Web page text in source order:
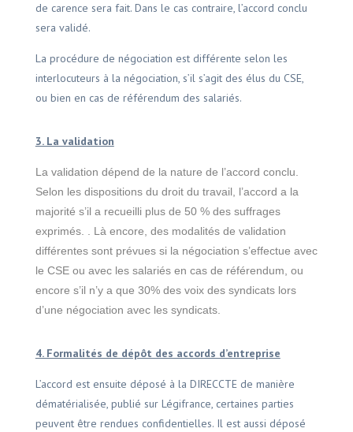
de carence sera fait. Dans le cas contraire, l’accord conclu
sera validé.
La procédure de négociation est différente selon les
interlocuteurs à la négociation, s’il s’agit des élus du CSE,
ou bien en cas de référendum des salariés.
3. La validation
La validation dépend de la nature de l’accord conclu.
Selon les dispositions du droit du travail, l’accord a la
majorité s’il a recueilli plus de 50 % des suffrages
exprimés. . Là encore, des modalités de validation
différentes sont prévues si la négociation s’effectue avec
le CSE ou avec les salariés en cas de référendum, ou
encore s’il n’y a que 30% des voix des syndicats lors
d’une négociation avec les syndicats.
4. Formalités de dépôt des accords d’entreprise
L’accord est ensuite déposé à la DIRECCTE de manière
dématérialisée, publié sur Légifrance, certaines parties
peuvent être rendues confidentielles. Il est aussi déposé